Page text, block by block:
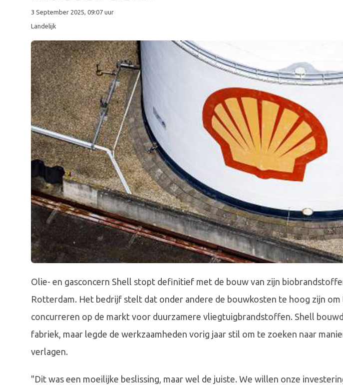
3 September 2025, 09:07 uur
Landelijk
Olie- en gasconcern Shell stopt definitief met de bouw van zijn
Rotterdam. Het bedrijf stelt dat onder andere de bouwkosten te hoog zijn om
concurreren op de markt voor duurzamere vliegtuigbrandstoffen. Shell
fabriek, maar legde de werkzaamheden vorig jaar stil om te zoeken naar
verlagen.
"Dit was een moeilijke beslissing, maar wel de juiste. We willen onze